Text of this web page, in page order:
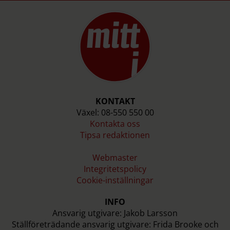
KONTAKT
Växel: 08-550 550 00
Kontakta oss
Tipsa redaktionen
Webmaster
Integritetspolicy
Cookie-inställningar
INFO
Ansvarig utgivare: Jakob Larsson
Ställföreträdande ansvarig utgivare: Frida Brooke och